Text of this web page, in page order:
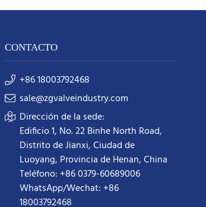
CONTACTO
+86 18003792468
sale@zgvalveindustry.com
Dirección de la sede:
Edificio 1, No. 22 Binhe North Road,
Distrito de Jianxi, Ciudad de
Luoyang, Provincia de Henan, China
Teléfono: +86 0379-60689006
WhatsApp/Wechat: +86
18003792468